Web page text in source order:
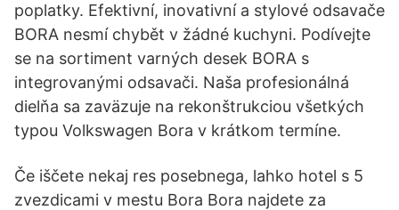
poplatky. Efektivní, inovativní a stylové odsavače
BORA nesmí chybět v žádné kuchyni. Podívejte
se na sortiment varných desek BORA s
integrovanými odsavači. Naša profesionálná
dielňa sa zaväzuje na rekonštrukciou všetkých
typou Volkswagen Bora v krátkom termíne.
Če iščete nekaj res posebnega, lahko hotel s 5
zvezdicami v mestu Bora Bora najdete za